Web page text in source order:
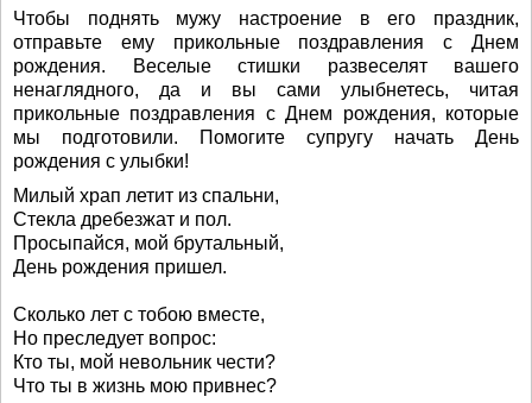
Чтобы поднять мужу настроение в его праздник,
отправьте ему прикольные поздравления с Днем
рождения. Веселые стишки развеселят вашего
ненаглядного, да и вы сами улыбнетесь, читая
прикольные поздравления с Днем рождения, которые
мы подготовили. Помогите супругу начать День
рождения с улыбки!
Милый храп летит из спальни,
Стекла дребезжат и пол.
Просыпайся, мой брутальный,
День рождения пришел.
Сколько лет с тобою вместе,
Но преследует вопрос:
Кто ты, мой невольник чести?
Что ты в жизнь мою привнес?